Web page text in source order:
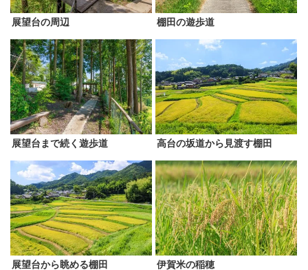
展望台の周辺 棚田の遊歩道
展望台まで続く遊歩道 高台の坂道から見渡す棚田
展望台から眺める棚田 伊賀米の稲穂